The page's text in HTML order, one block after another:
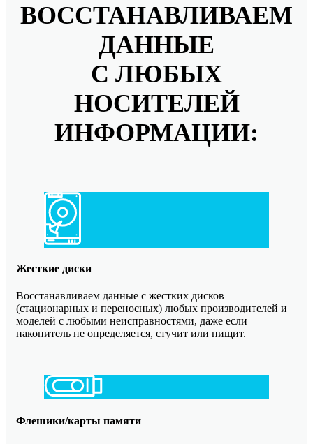
ВОССТАНАВЛИВАЕМ
ДАННЫЕ
С ЛЮБЫХ
НОСИТЕЛЕЙ
ИНФОРМАЦИИ:
Жесткие диски
Восстанавливаем данные с жестких дисков
(стационарных и переносных) любых производителей и
моделей с любыми неисправностями, даже если
накопитель не определяется, стучит или пищит.
Флешики/карты памяти